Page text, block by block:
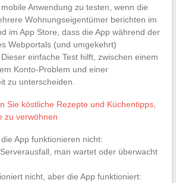
Anwendung zu testen, wenn die
Wohnungseigentümer berichten im
im App Store, dass die App während der
Webportals (und umgekehrt)
einfache Test hilft, zwischen einem
Konto-Problem und einer
zu unterscheiden.
Sie köstliche Rezepte und Küchentipps,
zu verwöhnen
App funktionieren nicht:
man wartet oder überwacht
nicht, aber die App funktioniert: